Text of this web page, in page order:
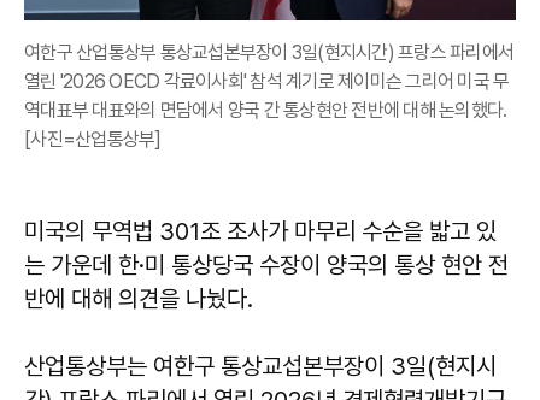
여한구 산업통상부 통상교섭본부장이 3일(현지시간) 프랑스 파리에서
열린 '2026 OECD 각료이사회' 참석 계기로 제이미슨 그리어 미국 무
역대표부 대표와의 면담에서 양국 간 통상현안 전반에 대해 논의했다.
[사진=산업통상부]
미국의 무역법 301조 조사가 마무리 수순을 밟고 있
는 가운데 한·미 통상당국 수장이 양국의 통상 현안 전
반에 대해 의견을 나눴다.
산업통상부는 여한구 통상교섭본부장이 3일(현지시